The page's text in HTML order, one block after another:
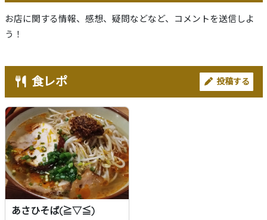
お店に関する情報、感想、疑問などなど、コメントを送信しよ
う！
食レポ 投稿する
あさひそば(≧▽≦)